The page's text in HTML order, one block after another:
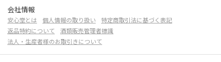
会社情報
安心堂とは 個人情報の取り扱い
特定商取引法に基づく表記
返品特約について
酒類販売管理者標識
法人・生産者様のお取引きについて